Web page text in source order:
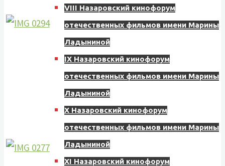
VIII Назаровский кинофорум
отечественных фильмов имени Марины
Ладыниной
IX Назаровский кинофорум
отечественных фильмов имени Марины
Ладыниной
X Назаровский кинофорум
отечественных фильмов имени Марины
Ладыниной
XI Назаровский кинофорум